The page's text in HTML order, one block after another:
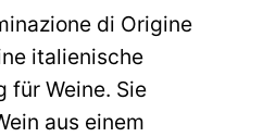
di Origine
italienische
für Weine. Sie
aus einem